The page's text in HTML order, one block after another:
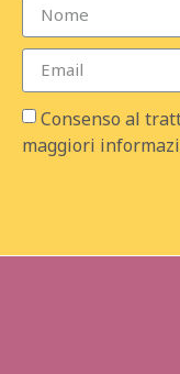
Consenso al
maggiori